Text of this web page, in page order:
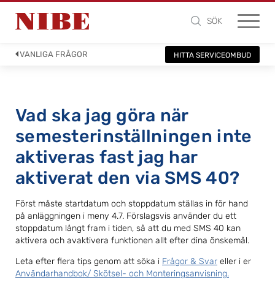
SÖK
VANLIGA FRÅGOR HITTA SERVICEOMBUD
Vad ska jag göra när
semesterinställningen inte
aktiveras fast jag har
aktiverat den via SMS 40?
Först måste startdatum och stoppdatum ställas in för hand
på anläggningen i meny 4.7. Förslagsvis använder du ett
stoppdatum långt fram i tiden, så att du med SMS 40 kan
aktivera och avaktivera funktionen allt efter dina önskemål.
Leta efter flera tips genom att söka i Frågor & Svar eller i er
Användarhandbok/ Skötsel- och Monteringsanvisning.